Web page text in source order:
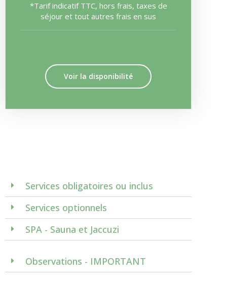
*Tarif indicatif TTC, hors frais, taxes de
séjour et tout autres frais en sus
Voir la disponibilité
Services obligatoires ou inclus
Services optionnels
SPA - Sauna et Jaccuzi
Observations - IMPORTANT